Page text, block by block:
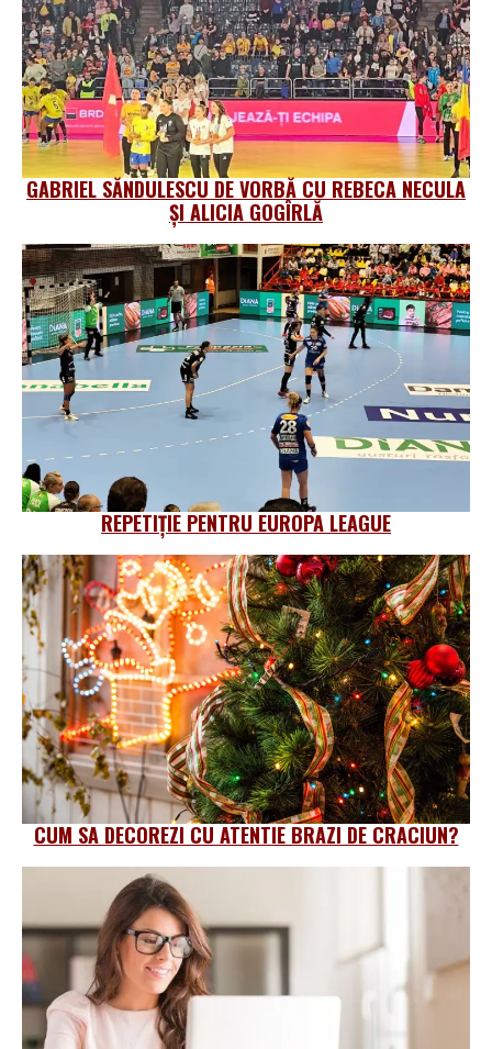
GABRIEL SĂNDULESCU DE VORBĂ CU REBECA NECULA
ȘI ALICIA GOGÎRLĂ
REPETIȚIE PENTRU EUROPA LEAGUE
CUM SA DECOREZI CU ATENTIE BRAZI DE CRACIUN?